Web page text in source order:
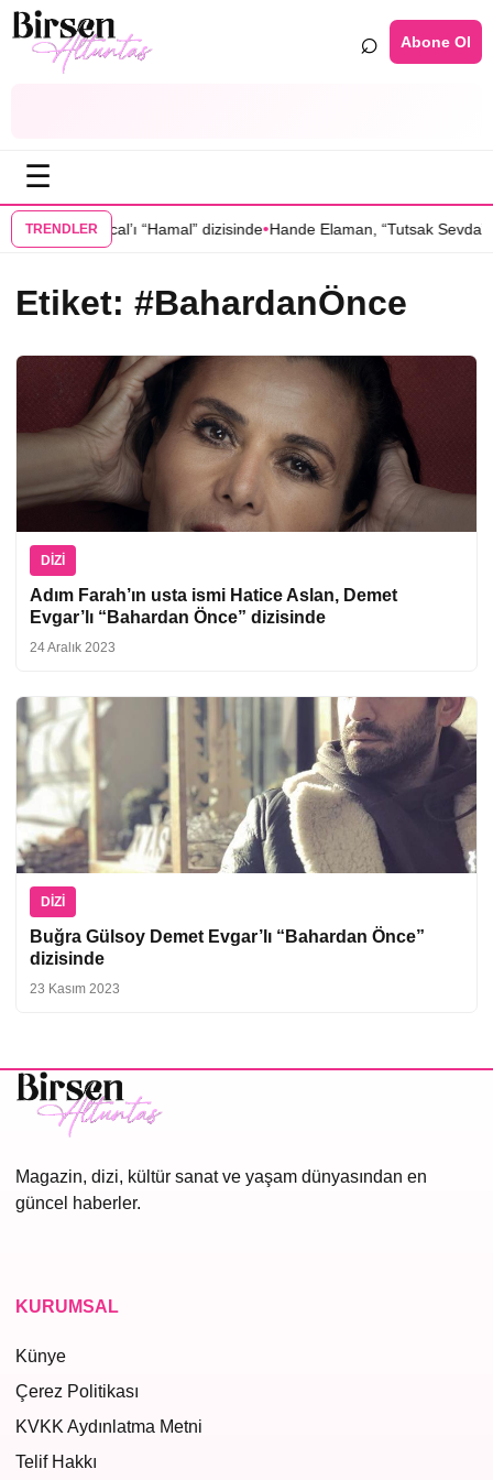
⌕ Abone Ol
☰
TRENDLER
Kaynarcal’ı “Hamal” dizisinde•Hande Elaman, “Tutsak Sevda”
Etiket: #BahardanÖnce
DIZI
Adım Farah’ın usta ismi Hatice Aslan, Demet
Evgar’lı “Bahardan Önce” dizisinde
24 Aralık 2023
DIZI
Buğra Gülsoy Demet Evgar’lı “Bahardan Önce”
dizisinde
23 Kasım 2023
Magazin, dizi, kültür sanat ve yaşam dünyasından en
güncel haberler.
KURUMSAL
Künye
Çerez Politikası
KVKK Aydınlatma Metni
Telif Hakkı